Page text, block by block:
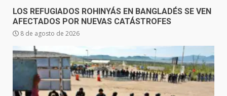
LOS REFUGIADOS ROHINYÁS EN BANGLADÉS SE VEN
AFECTADOS POR NUEVAS CATÁSTROFES
8 de agosto de 2026